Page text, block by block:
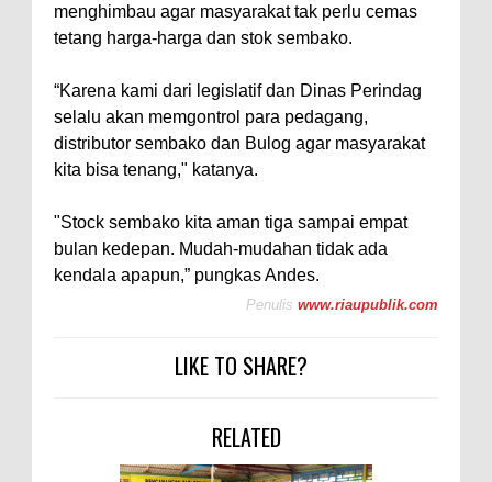
menghimbau agar masyarakat tak perlu cemas
tetang harga-harga dan stok sembako.
“Karena kami dari legislatif dan Dinas Perindag
selalu akan memgontrol para pedagang,
distributor sembako dan Bulog agar masyarakat
kita bisa tenang," katanya.
"Stock sembako kita aman tiga sampai empat
bulan kedepan. Mudah-mudahan tidak ada
kendala apapun,” pungkas Andes.
Penulis www.riaupublik.com
LIKE TO SHARE?
RELATED